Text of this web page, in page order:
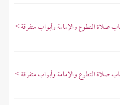
التطوع والإمامة وأبواب متفرقة >
التطوع والإمامة وأبواب متفرقة >